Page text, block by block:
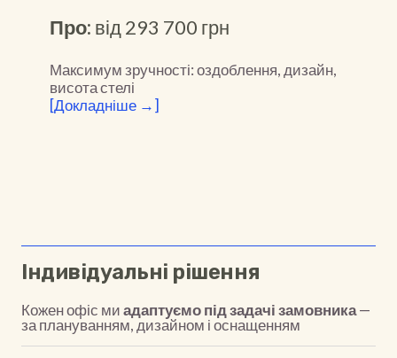
Про: від 293 700 грн
Максимум зручності: оздоблення, дизайн,
висота стелі
[Докладніше →]
Індивідуальні рішення
Кожен офіс миадаптуємо під задачі замовника—
за плануванням, дизайном і оснащенням